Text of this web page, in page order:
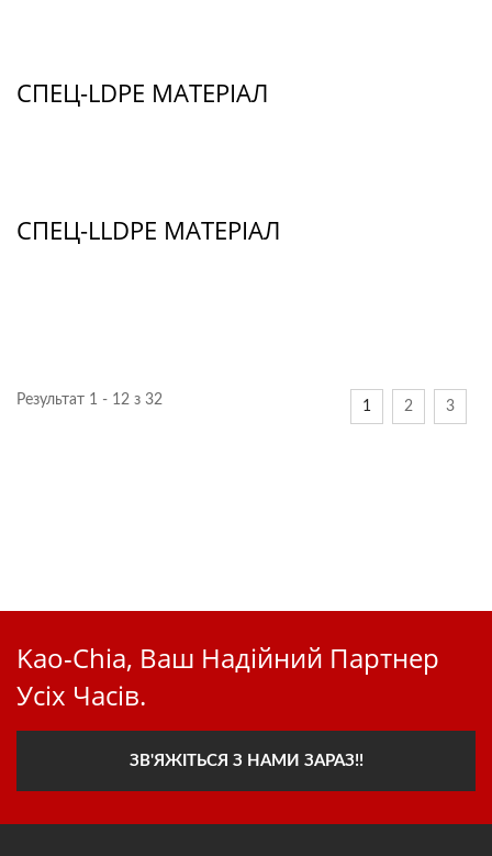
СПЕЦ-LDPE МАТЕРІАЛ
СПЕЦ-LLDPE МАТЕРІАЛ
Результат 1 - 12 з 32 1 2 3
Kao-Chia, Ваш Надійний Партнер
Усіх Часів.
ЗВ'ЯЖІТЬСЯ З НАМИ ЗАРАЗ!!